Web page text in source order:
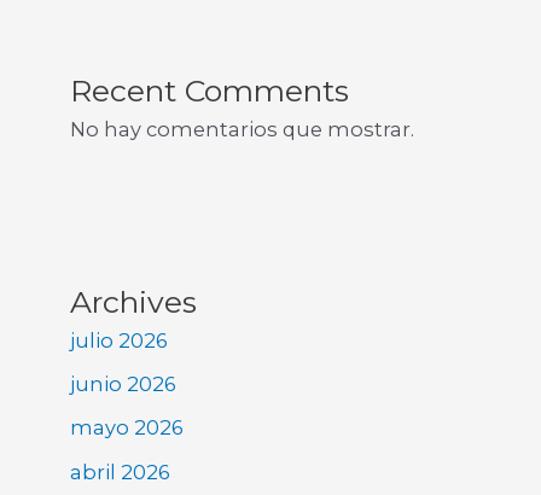
Recent Comments
No hay comentarios que mostrar.
Archives
julio 2026
junio 2026
mayo 2026
abril 2026